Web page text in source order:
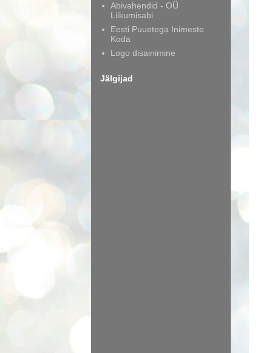
Abivahendid - OÜ
Liikumisabi
Eesti Puuetega Inimeste
Koda
Logo disainimine
Jälgijad